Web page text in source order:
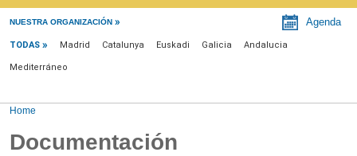
NUESTRA ORGANIZACIÓN Agenda
Menu documentación
TODAS Madrid Catalunya Euskadi Galicia Andalucia
Mediterráneo
Home
Documentación